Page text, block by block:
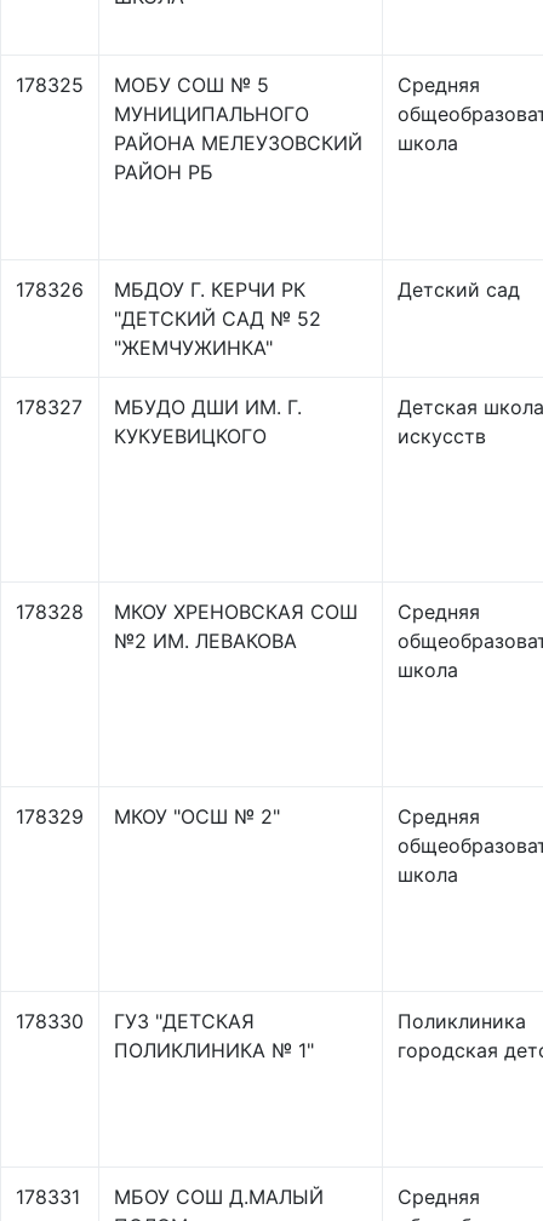
178325
МОБУ СОШ № 5
МУНИЦИПАЛЬНОГО
РАЙОНА МЕЛЕУЗОВСКИЙ
РАЙОН РБ
Средняя
школа
178326
МБДОУ Г. КЕРЧИ РК
"ДЕТСКИЙ САД № 52
"ЖЕМЧУЖИНКА"
Детский сад
178327
МБУДО ДШИ ИМ. Г.
КУКУЕВИЦКОГО
Детская школа
искусств
178328
МКОУ ХРЕНОВСКАЯ СОШ
№2 ИМ. ЛЕВАКОВА
Средняя
школа
178329 МКОУ "ОСШ № 2"
Средняя
школа
178330
ГУЗ "ДЕТСКАЯ
ПОЛИКЛИНИКА № 1"
Поликлиника
городская
178331
МБОУ СОШ Д.МАЛЫЙ
Средняя